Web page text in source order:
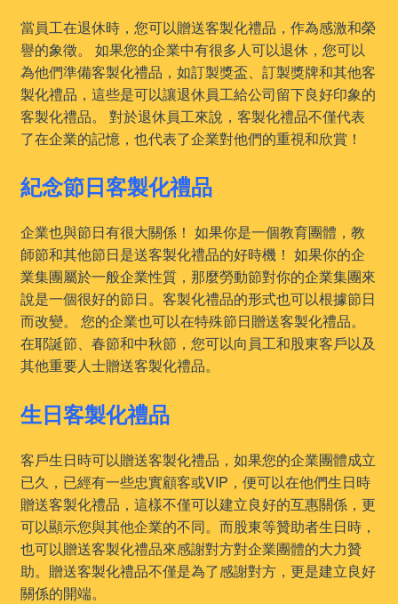
當員工在退休時，您可以贈送客製化禮品，作為感激和榮
譽的象徵。 如果您的企業中有很多人可以退休，您可以
為他們準備客製化禮品，如訂製獎盃、訂製獎牌和其他客
製化禮品，這些是可以讓退休員工給公司留下良好印象的
客製化禮品。 對於退休員工來說，客製化禮品不僅代表
了在企業的記憶，也代表了企業對他們的重視和欣賞！
紀念節日客製化禮品
企業也與節日有很大關係！ 如果你是一個教育團體，教
師節和其他節日是送客製化禮品的好時機！ 如果你的企
業集團屬於一般企業性質，那麼勞動節對你的企業集團來
說是一個很好的節日。客製化禮品的形式也可以根據節日
而改變。 您的企業也可以在特殊節日贈送客製化禮品。
在耶誕節、春節和中秋節，您可以向員工和股東客戶以及
其他重要人士贈送客製化禮品。
生日客製化禮品
客戶生日時可以贈送客製化禮品，如果您的企業團體成立
已久，已經有一些忠實顧客或VIP，便可以在他們生日時
贈送客製化禮品，這樣不僅可以建立良好的互惠關係，更
可以顯示您與其他企業的不同。而股東等贊助者生日時，
也可以贈送客製化禮品來感謝對方對企業團體的大力贊
助。贈送客製化禮品不僅是為了感謝對方，更是建立良好
關係的開端。